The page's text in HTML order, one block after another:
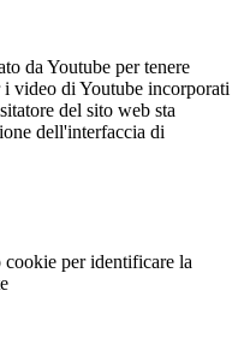
da Youtube per tenere
i video di Youtube incorporati
del sito web sta
dell'interfaccia di
per identificare la